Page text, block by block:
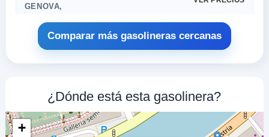
GENOVA,
ME-TRA srl
a 1 Km
GENOVA,
Comparar más gasolineras cercanas
¿Dónde está esta gasolinera?
+